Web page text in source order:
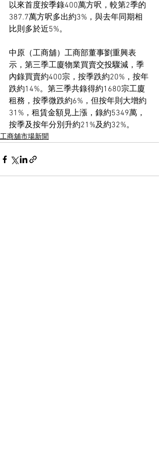
以來首度按季錄400萬方呎，較第2季的
387.7萬方呎多出約3%，與去年同期相
比則多於近5%。
中原（工商舖）工商部董事劉重興表
示，第三季工廈物業買賣交投驟減，季
內錄買賣約400宗，按季跌約20%，按年
跌約14%。第三季共錄得約1680宗工廈
租務，按季微跌約6%，但按年則大增約
31%，租賃金額見上漲，錄約5349萬，
按季及按年分別升約21%及約32%。
工商舖市場新聞